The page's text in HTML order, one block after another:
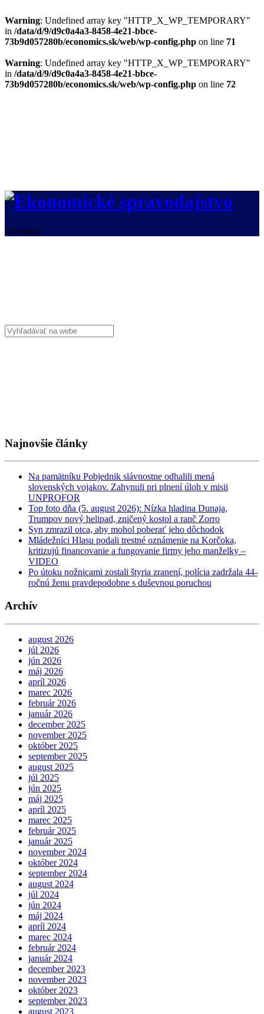
Warning: Undefined array key "HTTP_X_WP_TEMPORARY"
in /data/d/9/d9c0a4a3-8458-4e21-bbce-
73b9d057280b/economics.sk/web/wp-config.php on line 71
Warning: Undefined array key "HTTP_X_WP_TEMPORARY"
in /data/d/9/d9c0a4a3-8458-4e21-bbce-
73b9d057280b/economics.sk/web/wp-config.php on line 72
Navigácia
Najnovšie články
Na pamätníku Pobjednik slávnostne odhalili mená
slovenských vojakov. Zahynuli pri plnení úloh v misii
UNPROFOR
Top foto dňa (5. august 2026): Nízka hladina Dunaja,
Trumpov nový helipad, zničený kostol a ranč Zorro
Syn zmrazil otca, aby mohol poberať jeho dôchodok
Mládežníci Hlasu podali trestné oznámenie na Korčoka,
kritizujú financovanie a fungovanie firmy jeho manželky –
VIDEO
Po útoku nožnicami zostali štyria zranení, polícia zadržala 44-
ročnú ženu pravdepodobne s duševnou poruchou
Archív
august 2026
júl 2026
jún 2026
máj 2026
apríl 2026
marec 2026
február 2026
január 2026
december 2025
november 2025
október 2025
september 2025
august 2025
júl 2025
jún 2025
máj 2025
apríl 2025
marec 2025
február 2025
január 2025
november 2024
október 2024
september 2024
august 2024
júl 2024
jún 2024
máj 2024
apríl 2024
marec 2024
február 2024
január 2024
december 2023
november 2023
október 2023
september 2023
august 2023